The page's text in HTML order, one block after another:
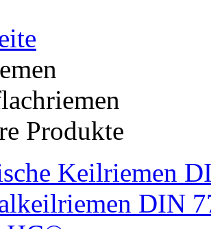
Produkte
Keilriemen
DIN